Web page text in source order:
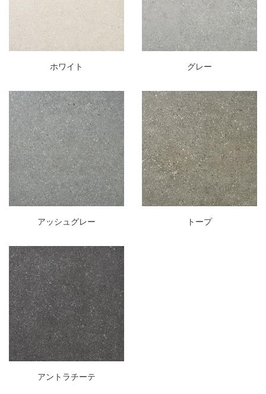
ホワイト グレー
アッシュグレー トープ
アントラチーテ